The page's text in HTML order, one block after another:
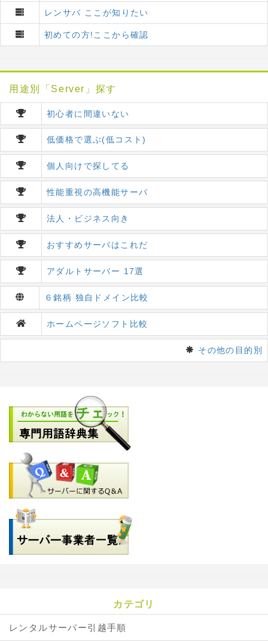
レンサバ ここが知りたい
初めての方!ここから確認
用途別「Server」探す
初心者に間違いない
低価格で選ぶ(低コスト)
個人向けで探してる
性能重視の高機能サーバ
法人・ビジネス向き
おすすめサーバはこれだ
アダルトサーバー 17選
６銘柄 独自ドメイン比較
ホームページソフト比較
その他の目的別
カテゴリ
レンタルサーバー引越手順